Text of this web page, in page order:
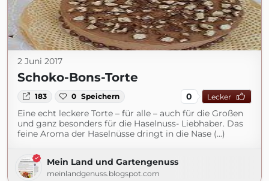
2 Juni 2017
Schoko-Bons-Torte
183 0 Speichern 0 Lecker
Eine echt leckere Torte – für alle – auch für die Großen
und ganz besonders für die Haselnuss- Liebhaber. Das
feine Aroma der Haselnüsse dringt in die Nase (...)
Mein Land und Gartengenuss
meinlandgenuss.blogspot.com